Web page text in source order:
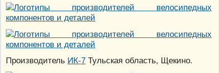
Производитель ИК-7 Тульская область, Щекино.